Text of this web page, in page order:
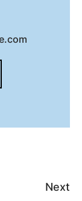
Next